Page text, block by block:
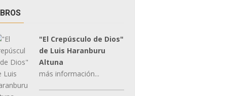
"El Crepúsculo de Dios"
de Luis Haranburu
Altuna
más información...